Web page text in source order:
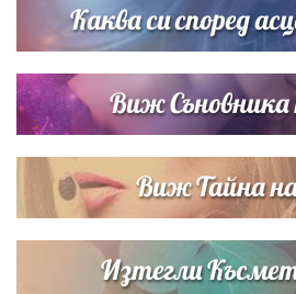
Каква си според
Виж Съновника
Виж Тайна
Изтегли